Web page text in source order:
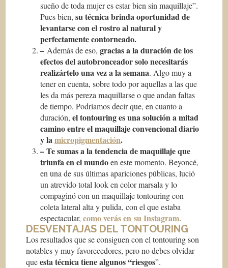
sueño de toda mujer es estar bien sin maquillaje”.
Pues bien,su técnica brinda oportunidad de
levantarse con el rostro al natural y
perfectamente contorneado.
– Además de eso,gracias a la duración de los
efectos del autobronceador solo necesitarás
realizártelo una vez a la semana. Algo muy a
tener en cuenta, sobre todo por aquellas a las que
les da más pereza maquillarse o que andan faltas
de tiempo. Podríamos decir que, en cuanto a
duración,el tontouring es una solución a mitad
camino entre el maquillaje convencional diario
y lamicropigmentación.
– Te sumas a la tendencia de maquillaje que
triunfa en el mundoen este momento. Beyoncé,
en una de sus últimas apariciones públicas, lució
un atrevido total look en color marsala y lo
compaginó con un maquillaje tontouring con
coleta lateral alta y pulida, con el que estaba
espectacular,como verás en su Instagram.
DESVENTAJAS DEL TONTOURING
Los resultados que se consiguen con el tontouring son
notables y muy favorecedores, pero no debes olvidar
queesta técnica tiene algunos “riesgos”.